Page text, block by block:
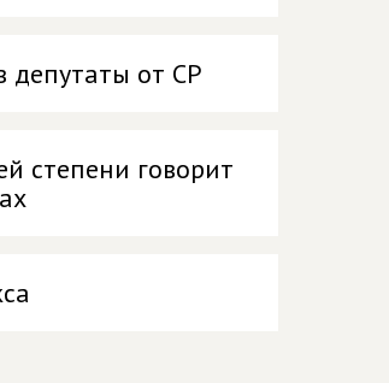
депутаты от СР
степени говорит